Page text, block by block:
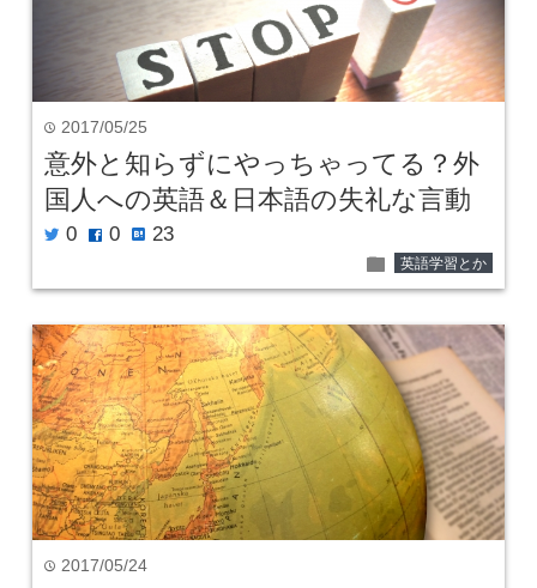
time 2017/05/25
意外と知らずにやっちゃってる？外
国人への英語＆日本語の失礼な言動
twitter 0 facebook 0 hatenabookmark 23
folder 英語学習とか
time 2017/05/24